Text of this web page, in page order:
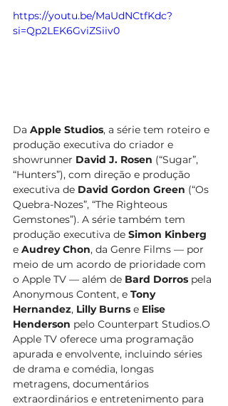
https://youtu.be/MaUdNCtfKdc?
si=Qp2LEK6GviZSiiv0
Da Apple Studios, a série tem roteiro e
produção executiva do criador e
showrunner David J. Rosen (“Sugar”,
“Hunters”), com direção e produção
executiva de David Gordon Green (“Os
Quebra-Nozes”, “The Righteous
Gemstones”). A série também tem
produção executiva de Simon Kinberg
e Audrey Chon, da Genre Films — por
meio de um acordo de prioridade com
o Apple TV — além de Bard Dorros pela
Anonymous Content, e Tony
Hernandez, Lilly Burns e Elise
Henderson pelo Counterpart Studios.O
Apple TV oferece uma programação
apurada e envolvente, incluindo séries
de drama e comédia, longas
metragens, documentários
extraordinários e entretenimento para